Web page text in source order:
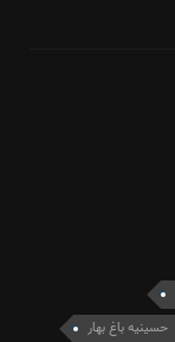
حسینیه باغ بهار